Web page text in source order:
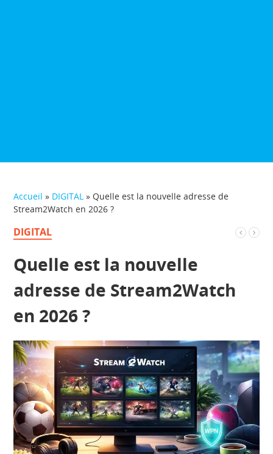
Accueil » DIGITAL » Quelle est la nouvelle adresse de
Stream2Watch en 2026 ?
DIGITAL
Quelle est la nouvelle
adresse de Stream2Watch
en 2026 ?